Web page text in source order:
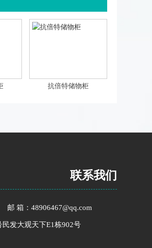
抗倍特储物柜
联系我们
邮 箱：48906467@qq.com
发大观天下E1栋902号